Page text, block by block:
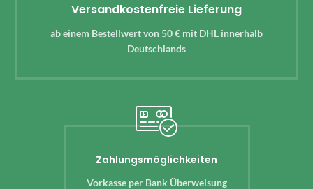
Versandkostenfreie Lieferung
ab einem Bestellwert von 50 € mit DHL innerhalb
Deutschlands
Zahlungsmöglichkeiten
Vorkasse per Bank Überweisung